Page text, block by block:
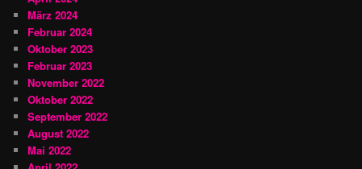
März 2024
Februar 2024
Oktober 2023
Februar 2023
November 2022
Oktober 2022
September 2022
August 2022
Mai 2022